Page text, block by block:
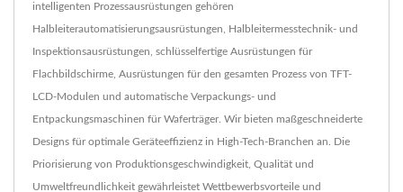
intelligenten Prozessausrüstungen gehören
Halbleiterautomatisierungsausrüstungen, Halbleitermesstechnik- und
Inspektionsausrüstungen, schlüsselfertige Ausrüstungen für
Flachbildschirme, Ausrüstungen für den gesamten Prozess von TFT-
LCD-Modulen und automatische Verpackungs- und
Entpackungsmaschinen für Waferträger. Wir bieten maßgeschneiderte
Designs für optimale Geräteeffizienz in High-Tech-Branchen an. Die
Priorisierung von Produktionsgeschwindigkeit, Qualität und
Umweltfreundlichkeit gewährleistet Wettbewerbsvorteile und